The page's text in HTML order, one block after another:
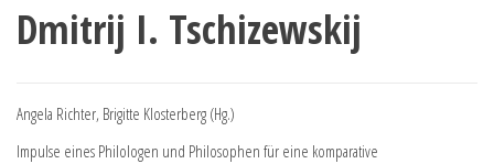
Dmitrij I. Tschizewskij
Angela Richter, Brigitte Klosterberg (Hg.)
Impulse eines Philologen und Philosophen für eine komparative